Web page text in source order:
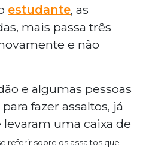
estudante, as
mais passa três
e não
e algumas pessoas
fazer assaltos, já
uma caixa de
referir sobre os assaltos que